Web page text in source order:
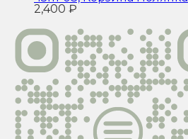
2,400 ₽